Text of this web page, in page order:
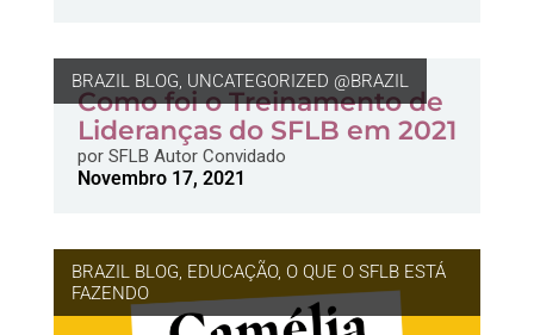
BRAZIL BLOG, UNCATEGORIZED @BRAZIL
Como foi o Treinamento de
Lideranças do SFLB em 2021
porSFLB Autor Convidado
Novembro 17, 2021
BRAZIL BLOG, EDUCAÇÃO, O QUE O SFLB ESTÁ
FAZENDO